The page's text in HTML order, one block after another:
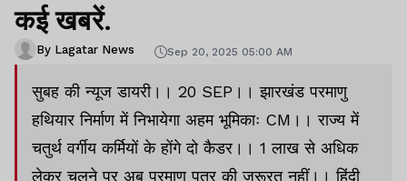
कई खबरें.
By Lagatar News Sep 20, 2025 05:00 AM
सुबह की न्यूज डायरी।। 20 SEP।। झारखंड परमाणु
हथियार निर्माण में निभायेगा अहम भूमिकाः CM।। राज्य में
चतुर्थ वर्गीय कर्मियों के होंगे दो कैडर।। 1 लाख से अधिक
लेकर चलने पर अब प्रमाण पत्र की जरूरत नहीं।। हिंदी